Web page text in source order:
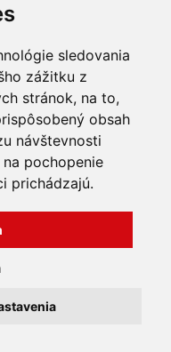
sledovania
zážitku z
stránok, na to,
obsah
návštevnosti
pochopenie
prichádzajú.
Všechna práva vyhrazena
Bravura s.r.o. © 2026
webové stránky: triangl web
grafika: dwgd